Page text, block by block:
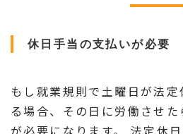
休日手当の支払いが必要
もし就業規則で土曜日が法
る場合、その日に労働させ